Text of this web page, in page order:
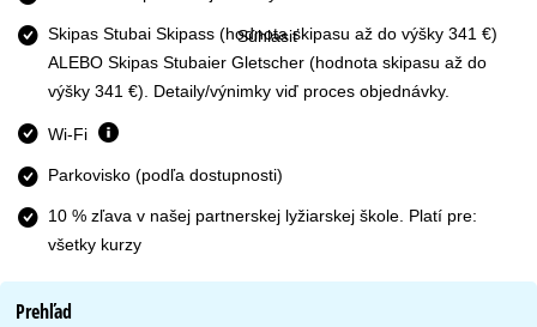
Súhlasiť
k
a
Skipas Stubai Skipass (hodnota skipasu až do výšky 341 €)
ALEBO Skipas Stubaier Gletscher (hodnota skipasu až do
výšky 341 €). Detaily/výnimky viď proces objednávky.
Wi-Fi
Parkovisko (podľa dostupnosti)
10 % zľava v našej partnerskej lyžiarskej škole. Platí pre:
všetky kurzy
Prehľad